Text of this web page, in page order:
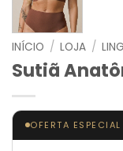
INÍCIO / LOJA /
Sutiã
OFERTA ESPECIAL